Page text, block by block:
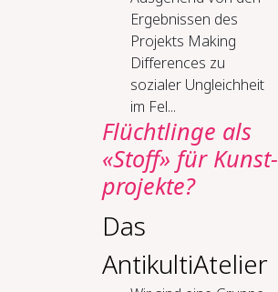
Ergebnissen des
Projekts Making
Differences zu
sozialer Ungleichheit
im Fel...
Flücht­lin­ge als
«Stoff» für Kunst­
pro­jek­te?
Das
AntikultiAtelier